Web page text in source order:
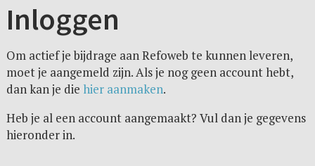
Inloggen
Om actief je bijdrage aan Refoweb te kunnen leveren,
moet je aangemeld zijn. Als je nog geen account hebt,
dan kan je die hier aanmaken.
Heb je al een account aangemaakt? Vul dan je gegevens
hieronder in.